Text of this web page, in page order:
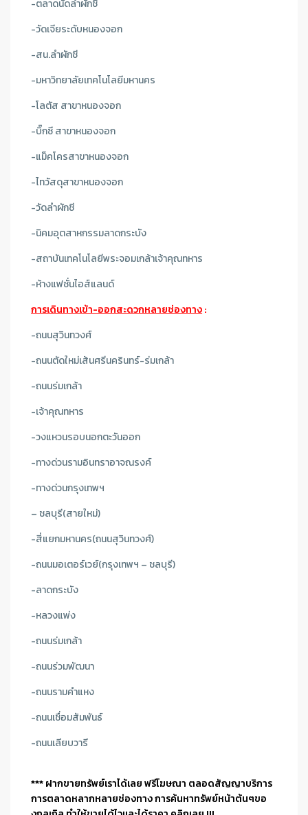
-ตลาดนัดลำผักชี
-วัดเจียระดับหนองจอก
-สน.ลำผักชี
-มหาวิทยาลัยเทคโนโลยีมหานคร
-โลตัส สาขาหนองจอก
-บิ๊กซี สาขาหนองจอก
-แม็คโครสาขาหนองจอก
-ไทวัสดุสาขาหนองจอก
-วัดลำผักชี
-นิคมอุตสาหกรรมลาดกระบัง
-สถาบันเทคโนโลยีพระจอมเกล้าเจ้าคุณทหาร
-ห้างแฟชั่นไอส์แลนด์
การเดินทางเข้า-ออกสะดวกหลายช่องทาง:
-ถนนสุวินทวงศ์
-ถนนตัดใหม่เส้นศรีนครินทร์-ร่มเกล้า
-ถนนร่มเกล้า
-เจ้าคุณทหาร
-วงแหวนรอบนอกตะวันออก
-ทางด่วนรามอินทราอาจณรงค์
-ทางด่วนกรุงเทพฯ
– ชลบุรี(สายใหม่)
-สี่แยกมหานคร(ถนนสุวินทวงศ์)
-ถนนมอเตอร์เวย์(กรุงเทพฯ – ชลบุรี)
-ลาดกระบัง
-หลวงแพ่ง
-ถนนร่มเกล้า
-ถนนร่วมพัฒนา
-ถนนรามคำแหง
-ถนนเชื่อมสัมพันธ์
-ถนนเลียบวารี
*** ฝากขายทรัพย์เราได้เลย ฟรีโฆษณา ตลอดสัญญาบริการ
การตลาดหลากหลายช่องทาง การค้นหาทรัพย์หน้าต้นๆขอ